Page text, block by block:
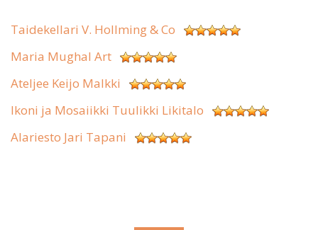
Taidekellari V. Hollming & Co
Maria Mughal Art
Ateljee Keijo Malkki
Ikoni ja Mosaiikki Tuulikki Likitalo
Alariesto Jari Tapani